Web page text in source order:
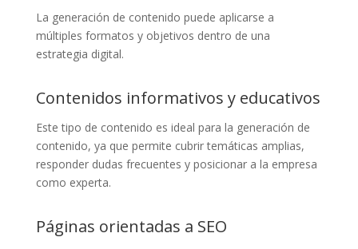
La generación de contenido puede aplicarse a
múltiples formatos y objetivos dentro de una
estrategia digital.
Contenidos informativos y educativos
Este tipo de contenido es ideal para la generación de
contenido, ya que permite cubrir temáticas amplias,
responder dudas frecuentes y posicionar a la empresa
como experta.
Páginas orientadas a SEO